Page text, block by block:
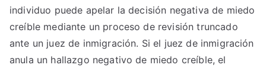
individuo puede apelar la decisión negativa de miedo
creíble mediante un proceso de revisión truncado
ante un juez de inmigración. Si el juez de inmigración
anula un hallazgo negativo de miedo creíble, el